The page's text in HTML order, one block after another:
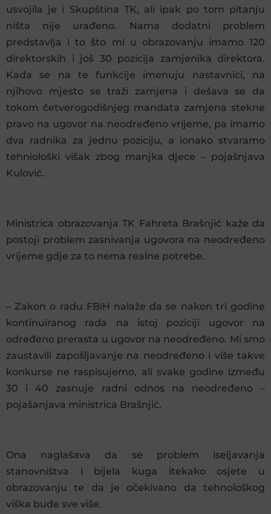
usvojila je i Skupština TK, ali ipak po tom pitanju
ništa nije urađeno. Nama dodatni problem
predstavlja i to što mi u obrazovanju imamo 120
direktorskih i još 30 pozicija zamjenika direktora.
Kada se na te funkcije imenuju nastavnici, na
njihovo mjesto se traži zamjena i dešava se da
tokom četverogodišnjeg mandata zamjena stekne
pravo na ugovor na neodređeno vrijeme, pa imamo
dva radnika za jednu poziciju, a ionako stvaramo
tehniološki višak zbog manjka djece – pojašnjava
Kulović.
Ministrica obrazovanja TK Fahreta Brašnjić kaže da
postoji problem zasnivanja ugovora na neodređeno
vrijeme gdje za to nema realne potrebe.
– Zakon o radu FBiH nalaže da se nakon tri godine
kontinuiranog rada na istoj poziciji ugovor na
određeno prerasta u ugovor na neodređeno. Mi smo
zaustavili zapošljavanje na neodređeno i više takve
konkurse ne raspisujemo, ali svake godine između
30 i 40 zasnuje radni odnos na neodređeno –
pojašanjava ministrica Brašnjić.
Ona naglašava da se problem iseljavanja
stanovništva i bijela kuga itekako osjete u
obrazovanju te da je očekivano da tehnološkog
viška bude sve više.